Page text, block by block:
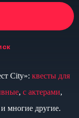
City»: квесты для
, с актерами,
многие другие.